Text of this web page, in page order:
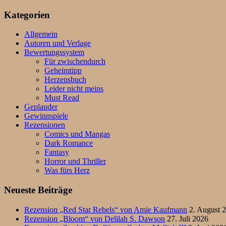
Kategorien
Allgemein
Autoren und Verlage
Bewertungssystem
Für zwischendurch
Geheimtipp
Herzensbuch
Leider nicht meins
Must Read
Geplauder
Gewinnspiele
Rezensionen
Comics und Mangas
Dark Romance
Fantasy
Horror und Thriller
Was fürs Herz
Neueste Beiträge
Rezension „Red Star Rebels“ von Amie Kaufmann 2. August
Rezension „Bloom“ von Delilah S. Dawson 27. Juli 2026